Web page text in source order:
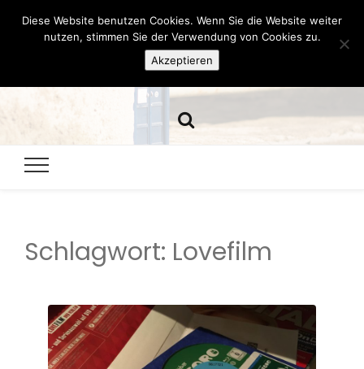
Hazamelistan
Schlagwort: Lovefilm
Diese Website benutzen Cookies. Wenn Sie die Website weiter
nutzen, stimmen Sie der Verwendung von Cookies zu.
Akzeptieren